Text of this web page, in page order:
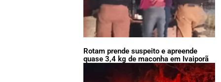
Rotam prende suspeito e apreende
quase 3,4 kg de maconha em Ivaiporã